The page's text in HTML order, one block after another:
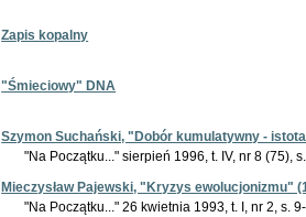
Zapis kopalny
"Śmieciowy" DNA
Szymon Suchański, "Dobór kumulatywny -
"Na Początku..." sierpień 1996, t. IV, nr 8 (75),
Mieczysław Pajewski, "Kryzys ewolucjonizmu"
"Na Początku..." 26 kwietnia 1993, t. I, nr 2, s.